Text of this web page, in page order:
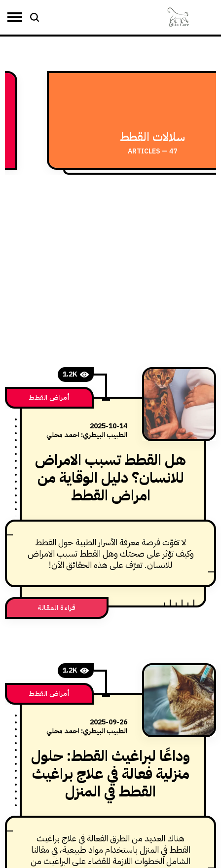
أمراض القطط
264 — ARTICLES
1.2K
أمراض القطط
2025-10-14
الطبيب البيطري: احمد محلي
القطط تسبب الامراض
دليل الوقاية من
امراض القطط
تفوّت فرصة معرفة الأسرار الطبية حول القطط
تؤثر على صحتك وهل القطط تسبب الامراض
للانسان. تعرّف على هذه الحقائق الآن!
قراءة المقالة
1.2K
أمراض القطط
2025-09-26
الطبيب البيطري: احمد محلي
لبراغيث القطط: حلول
فعالة في علاج براغيث
القطط في المنزل
العديد من الطرق الفعالة في علاج براغيث
في المنزل باستخدام مواد طبيعية، في مقالنا
الخطوات اللازمة للقضاء على البراغيث من